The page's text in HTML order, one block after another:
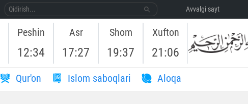
Avvalgi sayt
Peshin
12:34
Asr
17:27
Shom
19:37
Xufton
21:06
Qur'on Islom saboqlari Aloqa